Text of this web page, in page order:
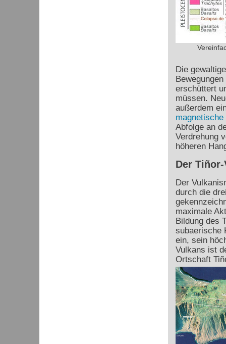
Die
erschüttert
müssen.
außerdem
Abfolge an
Verdrehung
höheren
Der
Der
durch die
maximale
Bildung des
subaerische
ein, sein
Vulkans ist
Ortschaft